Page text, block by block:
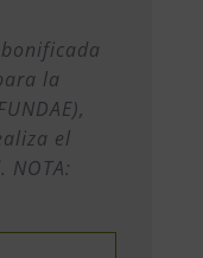
la
el
NOTA: